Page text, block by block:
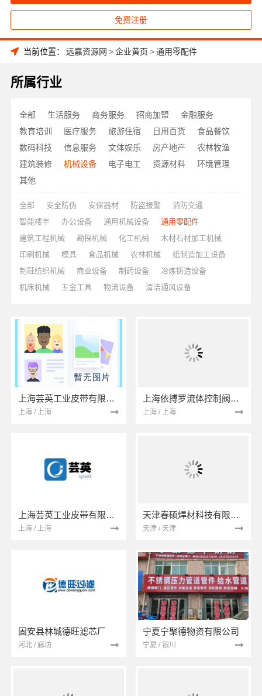
免费注册
当前位置： 远嘉资源网 >企业黄页 >通用零配件
所属行业
全部 生活服务 商务服务 招商加盟
金融服务
教育培训
医疗服务 旅游住宿 日用百货
食品餐饮
数码科技
信息服务 文体娱乐 房产地产
农林牧渔
建筑装修
机械设备 电子电工 资源材料
环境管理
其他
全部 安全防伪 安保器材 防盗报警
消防交通
智能楼宇
办公设备 通用机械设备
通用零配件
建筑工程机械
勘探机械 化工机械
木材石材加工机械
印刷机械
模具 食品机械 农林机械
纸制造加工设备
制鞋纺织机械
商业设备 制药设备
冶炼铸造设备
机床机械
五金工具 物流设备 清洁通风设备
上海芸英工业皮带有限公司
上海 / 上海
上海依搏罗流体控制阀门有限公司
上海 / 上海
上海芸英工业皮带有限公司
上海 / 上海
天津春硕焊材科技有限公司
天津 / 天津
固安县林城德旺滤芯厂
河北 / 廊坊
宁夏宁聚德物资有限公司
宁夏 / 银川